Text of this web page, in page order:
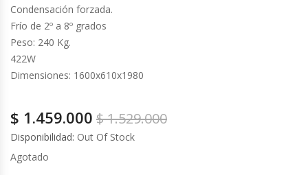
Cortadoras De Huesos
Cutters
Dispensadores De Salsas
Embutidoras
Condensación forzada.
Frío de 2º a 8º grados
Peso: 240 Kg.
422W
Dimensiones: 1600x610x1980
$1.529.000
$ 1.459.000
Disponibilidad: Out Of Stock
Agotado